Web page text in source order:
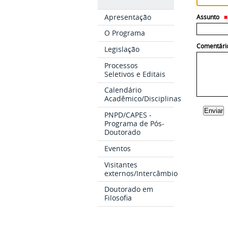
Apresentação
O Programa
Legislação
Processos
Seletivos e Editais
Calendário
Acadêmico/Disciplinas
PNPD/CAPES -
Programa de Pós-
Doutorado
Eventos
Visitantes
externos/Intercâmbio
Doutorado em
Filosofia
Assunto